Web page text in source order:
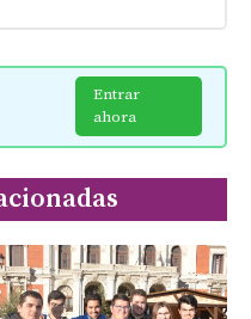
Entrar
ahora